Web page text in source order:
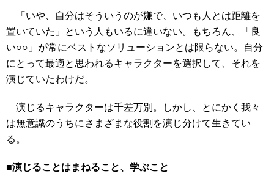
「いや、自分はそういうのが嫌で、いつも人とは距離を
置いていた」という人もいるに違いない。もちろん、「良
い○○」が常にベストなソリューションとは限らない。自分
にとって最適と思われるキャラクターを選択して、それを
演じていたわけだ。
演じるキャラクターは千差万別。しかし、とにかく我々
は無意識のうちにさまざまな役割を演じ分けて生きてい
る。
■演じることはまねること、学ぶこと